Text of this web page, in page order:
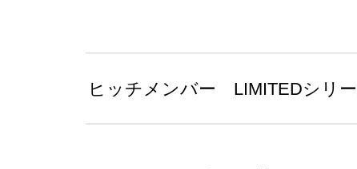
ヒッチメンバー LIMITEDシリ